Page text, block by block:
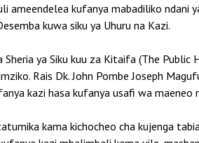
ameendelea kufanya mabadiliko
kuwa siku ya Uhuru na Kazi.
ya Siku kuu za Kitaifa (The Public
Rais Dk. John Pombe Joseph
kazi hasa kufanya usafi wa maeneo
kama kichocheo cha kujenga